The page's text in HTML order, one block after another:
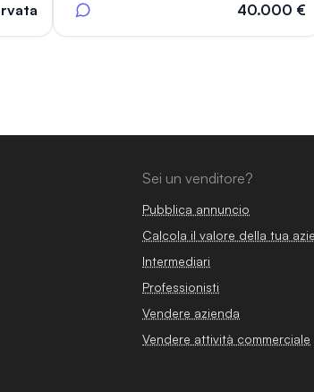
40.000 €
Sei un venditore?
Pubblica annuncio
Calcola il valore della tua
Intermediari
Professionisti
Vendere azienda
Vendere attività commerciale